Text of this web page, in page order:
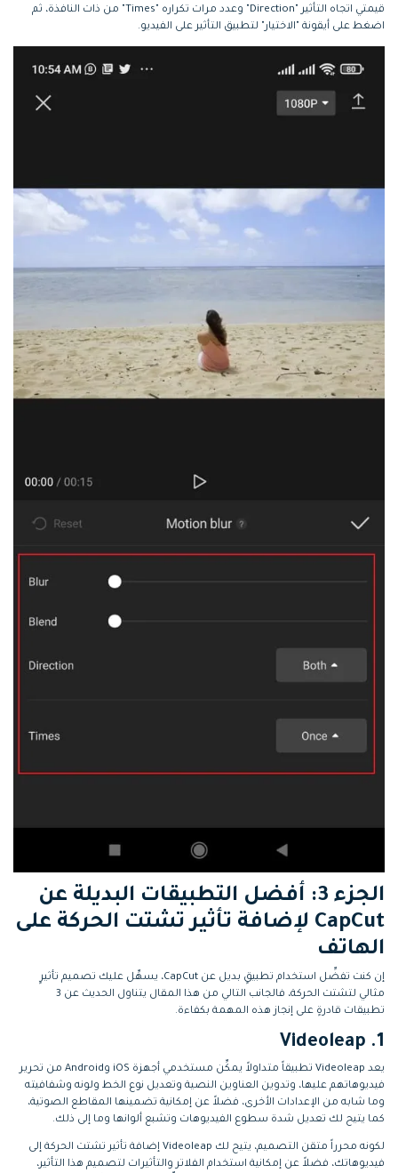
قيمتي اتجاه التأثير "Direction" وعدد مرات تكراره "Times" من ذات النافذة، ثم
اضغط على أيقونة "الاختيار" لتطبيق التأثير على الفيديو.
الجزء 3: أفضل التطبيقات البديلة عن
CapCut لإضافة تأثير تشتت الحركة على
الهاتف
إن كنت تفضِّل استخدام تطبيقٍ بديل عن CapCut، يسهِّل عليك تصميم تأثيرٍ
مثالي لتشتت الحركة، فالجانب التالي من هذا المقال يتناول الحديث عن 3
تطبيقات قادرةٍ على إنجاز هذه المهمة بكفاءة.
1. Videoleap
يعد Videoleap تطبيقاً متداولاً يمكِّن مستخدمي أجهزة iOS وAndroid من تحرير
فيديوهاتهم عليها، وتدوين العناوين النصية وتعديل نوع الخط ولونه وشفافيته
وما شابه من الإعدادات الأخرى، فضلاً عن إمكانية تضمينها المقاطع الصوتية،
كما يتيح لك تعديل شدة سطوع الفيديوهات وتشبع ألوانها وما إلى ذلك.
لكونه محرراً متقن التصميم، يتيح لك Videoleap إضافة تأثير تشتت الحركة إلى
فيديوهاتك، فضلاً عن إمكانية استخدام الفلاتر والتأثيرات لتصميم هذا التأثير،